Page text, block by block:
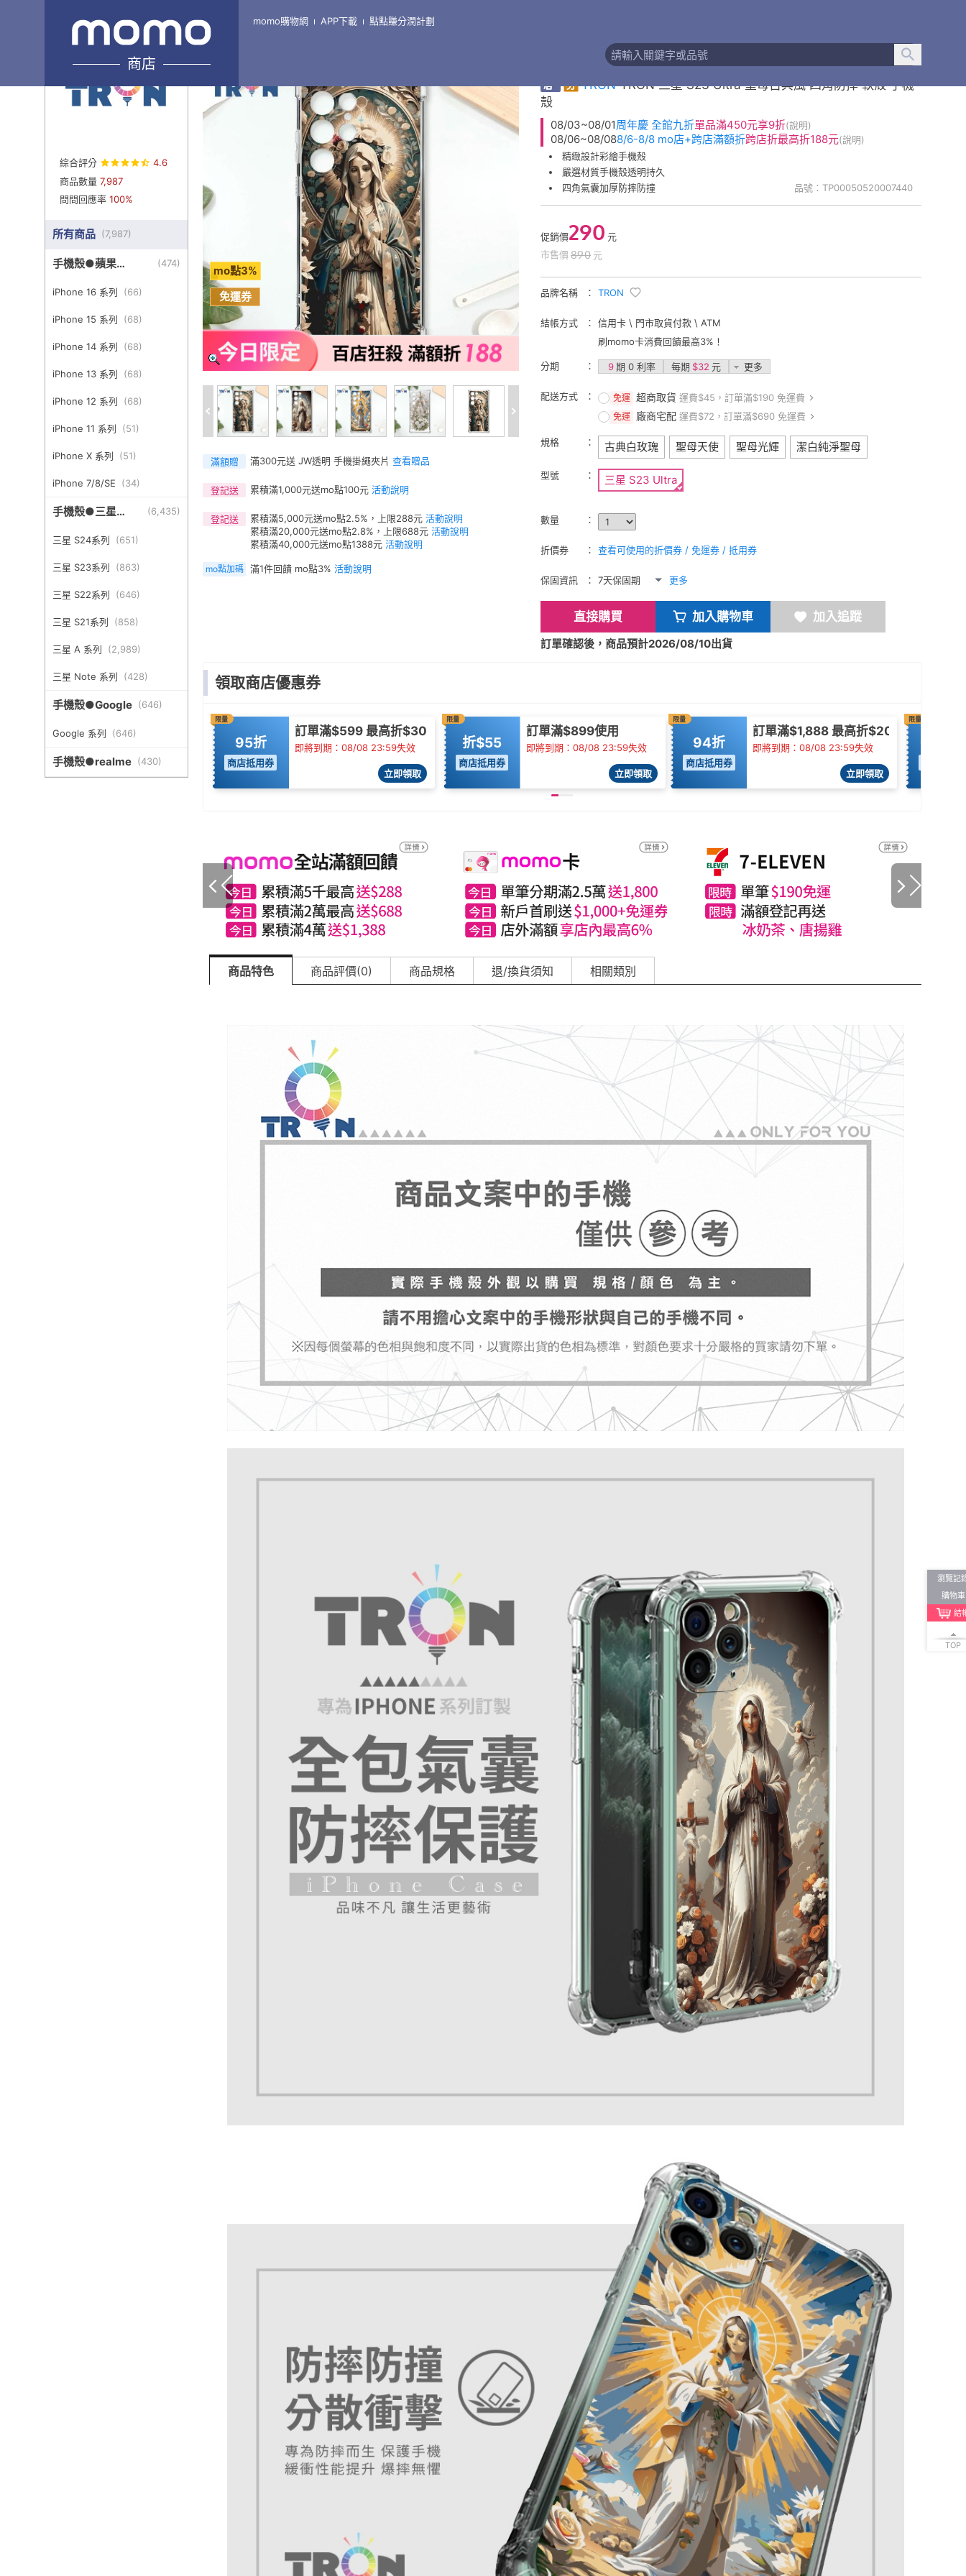
商店
momo購物網 APP下載 點點賺分潤計劃
綜合評分
4.6
商品數量 7,987
問問回應率 100%
所有商品 (7,987)
手機殼●蘋果
(474)
iPhone 16 系列 (66)
iPhone 15 系列 (68)
iPhone 14 系列 (68)
iPhone 13 系列 (68)
iPhone 12 系列 (68)
iPhone 11 系列 (51)
iPhone X 系列 (51)
iPhone 7/8/SE (34)
手機殼●三星
(6,435)
三星 S24系列 (651)
三星 S23系列 (863)
三星 S22系列 (646)
三星 S21系列 (858)
三星 A 系列 (2,989)
三星 Note 系列 (428)
手機殼●Google (646)
Google 系列 (646)
手機殼●realme (430)
mo點3%
免運券
滿額贈 滿300元送 JW透明 手機掛繩夾片 查看贈品
登記送 累積滿1,000元送mo點100元 活動說明
登記送 累積滿5,000元送mo點2.5%，上限288元 活動說明
累積滿20,000元送mo點2.8%，上限688元 活動說明
累積滿40,000元送mo點1388元 活動說明
mo點加碼 滿1件回饋 mo點3% 活動說明
精緻彩繪手機殼
券 TRON TRON 三星 S23 Ultra 聖母古典風 四角防摔 軟殼 手機
殼
08/03~08/01周年慶 全館九折單品滿450元享9折(說明)
08/06~08/088/6-8/8 mo店+跨店滿額折跨店折最高折188元(說明)
品號：TP00050520007440
精緻設計彩繪手機殼
嚴選材質手機殼透明持久
四角氣囊加厚防摔防撞
促銷價290 元
市售價 890 元
品牌名稱 TRON
結帳方式
信用卡 \ 門市取貨付款 \ ATM
刷momo卡消費回饋最高3%！
分期 9期 0 利率 每期 $32 元 更多
配送方式 免運 超商取貨 運費$45，訂單滿$190 免運費
免運 廠商宅配 運費$72，訂單滿$690 免運費
規格 古典白玫瑰 聖母天使 聖母光輝 潔白純淨聖母
型號 三星 S23 Ultra
數量
折價券 查看可使用的折價券 / 免運券 / 抵用券
保固資訊 7天保固期 更多
直接購買 加入購物車 加入追蹤
訂單確認後，商品預計2026/08/10出貨
領取商店優惠券
限量
95折
商店抵用券
訂單滿$599 最高折$30
即將到期：08/08 23:59失效
立即領取
限量
折$55
商店抵用券
訂單滿$899使用
即將到期：08/08 23:59失效
立即領取
限量
94折
商店抵用券
訂單滿$1,888 最高折$200
即將到期：08/08 23:59失效
立即領取
限量
折
商品特色 商品評價(0) 商品規格 退/換貨須知 相關類別
瀏覽記
購物車
結
TOP